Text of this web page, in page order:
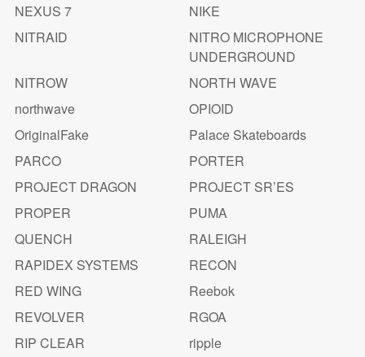
NEXUS 7
NIKE
NITRAID
NITRO MICROPHONE
UNDERGROUND
NITROW
NORTH WAVE
northwave
OPIOID
OriginalFake
Palace Skateboards
PARCO
PORTER
PROJECT DRAGON
PROJECT SR’ES
PROPER
PUMA
QUENCH
RALEIGH
RAPIDEX SYSTEMS
RECON
RED WING
Reebok
REVOLVER
RGOA
RIP CLEAR
ripple